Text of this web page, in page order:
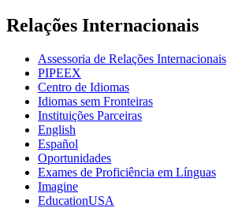
Relações Internacionais
Assessoria de Relações Internacionais
PIPEEX
Centro de Idiomas
Idiomas sem Fronteiras
Instituições Parceiras
English
Español
Oportunidades
Exames de Proficiência em Línguas
Imagine
EducationUSA